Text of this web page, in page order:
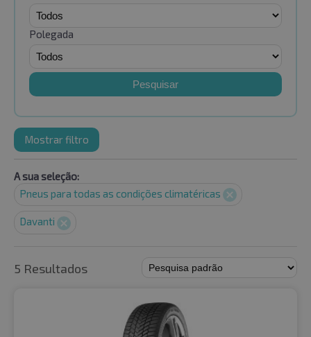
Polegada
Pesquisar
Mostrar filtro
A sua seleção:
Pneus para todas as condições climatéricas
Davanti
5 Resultados